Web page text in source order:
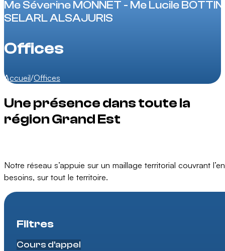
Me Séverine MONNET - Me Lucile
SELARL ALSAJURIS
Offices
Accueil/Offices
Une présence dans toute la
région Grand Est
Notre réseau s’appuie sur un maillage territorial couvrant
besoins, sur tout le territoire.
Filtres
Cours d'appel